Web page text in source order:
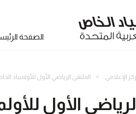
الصفحة
الإعلامي الملتقى الرياضي الأول للأولمبياد الخاص
الأول